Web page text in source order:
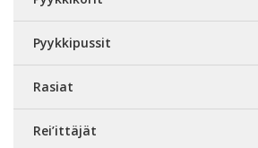
Pyykkipussit
Rasiat
Rei’ittäjät